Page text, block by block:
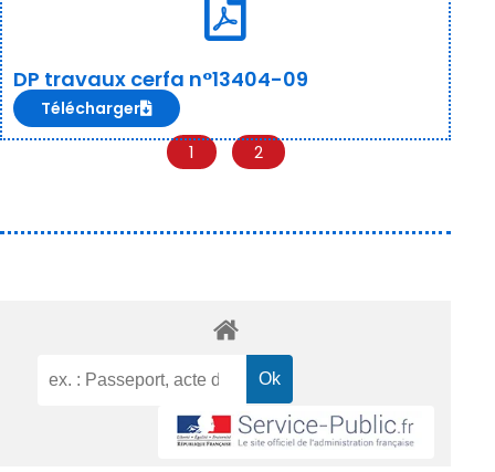
DP travaux cerfa n°13404-09
Télécharger
1 2